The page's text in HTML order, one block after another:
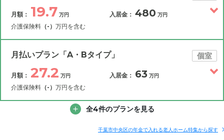
月額： 19.7 万円
介護保険料 （-） 万円を含む
入居金： 480 万円
月額費用 19.7
3 万円
6.2 万円
月払いプラン「A・Bタイプ」 個室
月額： 27.2 万円
介護保険料 （-） 万円を含む
入居金： 63 万円
入居金
その他費用
補足情報
全4件のプランを見る
千葉市中央区の年金で入れる老人ホーム特集から探す